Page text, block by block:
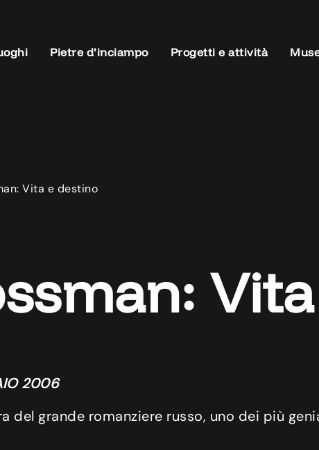
Pietre d’inciampo Progetti e attività
Vita e destino
2006
del grande romanziere russo, uno dei più